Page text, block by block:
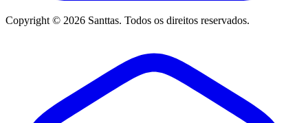
Copyright © 2026 Santtas. Todos os direitos reservados.